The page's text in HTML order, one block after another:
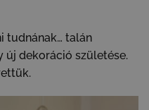
tudnának… talán
új dekoráció születése.